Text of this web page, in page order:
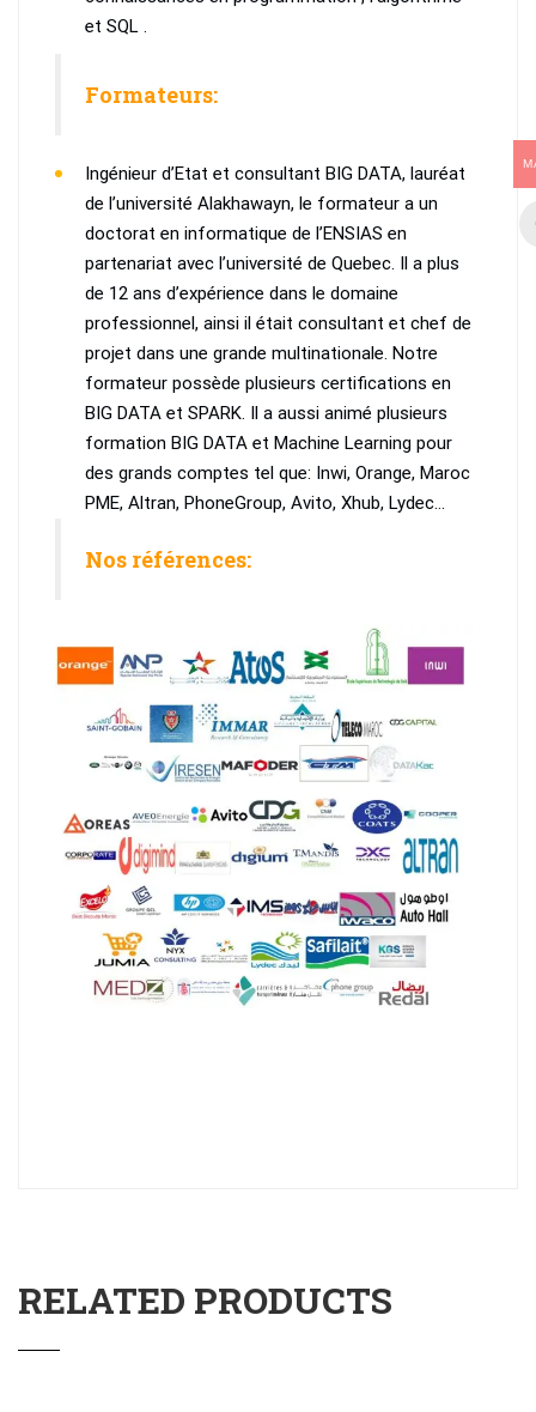
et SQL .
Formateurs:
Ingénieur d’Etat et consultant BIG DATA, lauréat
de l’université Alakhawayn, le formateur a un
doctorat en informatique de l’ENSIAS en
partenariat avec l’université de Quebec. Il a plus
de 12 ans d’expérience dans le domaine
professionnel, ainsi il était consultant et chef de
projet dans une grande multinationale. Notre
formateur possède plusieurs certifications en
BIG DATA et SPARK. Il a aussi animé plusieurs
formation BIG DATA et Machine Learning pour
des grands comptes tel que: Inwi, Orange, Maroc
PME, Altran, PhoneGroup, Avito, Xhub, Lydec…
Nos références:
RELATED PRODUCTS